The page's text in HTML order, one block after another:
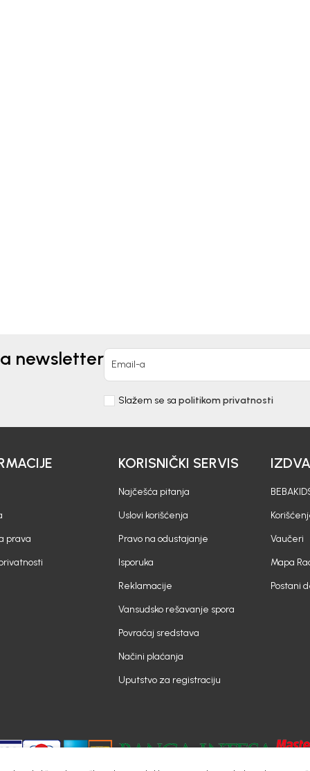
newsletter Email-a
Slažem se sa politikom privatnosti
prava
KORISNIČKI SERVIS
Najčešća pitanja
Uslovi korišćenja
Pravo na odustajanje
Isporuka
Reklamacije
Vansudsko rešavanje spora
Povraćaj sredstava
Načini plaćanja
Uputstvo za registraciju
Vaučeri
Mapa
Postani